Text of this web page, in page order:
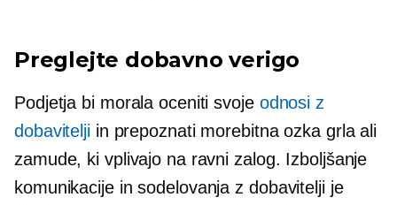
Preglejte dobavno verigo
Podjetja bi morala oceniti svoje odnosi z
dobaviteljiin prepoznati morebitna ozka grla ali
zamude, ki vplivajo na ravni zalog. Izboljšanje
komunikacije in sodelovanja z dobavitelji je